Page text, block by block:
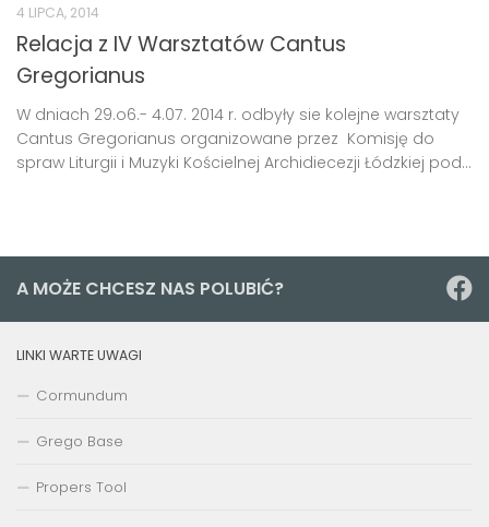
4 LIPCA, 2014
Relacja z IV Warsztatów Cantus
Gregorianus
W dniach 29.o6.- 4.07. 2014 r. odbyły sie kolejne warsztaty
Cantus Gregorianus organizowane przez Komisję do
spraw Liturgii i Muzyki Kościelnej Archidiecezji Łódzkiej pod...
A MOŻE CHCESZ NAS POLUBIĆ?
LINKI WARTE UWAGI
Cormundum
Grego Base
Propers Tool